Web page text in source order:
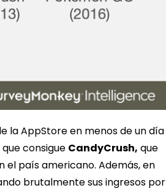
la AppStore en menos de un día
consigue CandyCrush, que
el país americano. Además, en
brutalmente sus ingresos por